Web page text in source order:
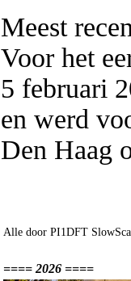
Meest
Voor het
5 februari
en werd
Den Haag
Alle door PI1DFT
==== 2026 ====